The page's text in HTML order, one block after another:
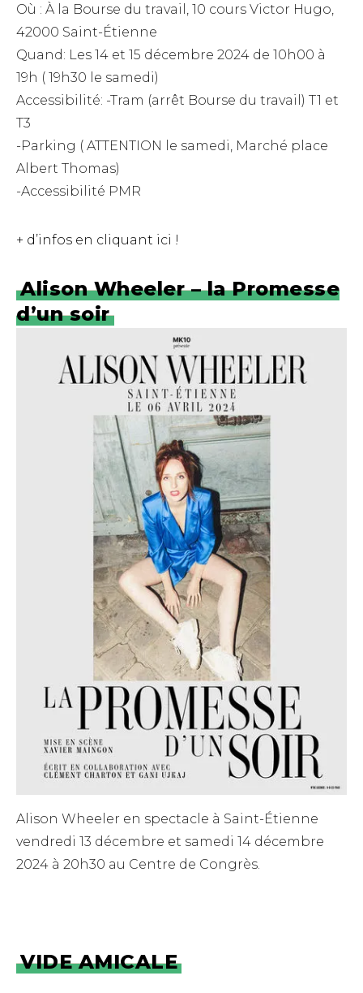
Où : À la Bourse du travail, 10 cours Victor Hugo,
42000 Saint-Étienne
Quand: Les 14 et 15 décembre 2024 de 10h00 à
19h ( 19h30 le samedi)
Accessibilité: -Tram (arrêt Bourse du travail) T1 et
T3
-Parking ( ATTENTION le samedi, Marché place
Albert Thomas)
-Accessibilité PMR
+ d’infos en cliquant ici !
Alison Wheeler – la Promesse
d’un soir
Alison Wheeler en spectacle à Saint-Étienne
vendredi 13 décembre et samedi 14 décembre
2024 à 20h30 au Centre de Congrès.
VIDE AMICALE